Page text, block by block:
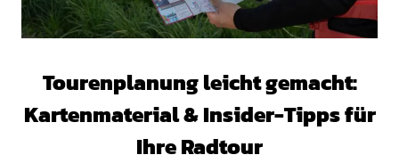
Tourenplanung leicht gemacht:
Kartenmaterial & Insider-Tipps für
Ihre Radtour